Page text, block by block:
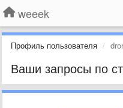
weeek
Профиль пользователя
Ваши запросы по